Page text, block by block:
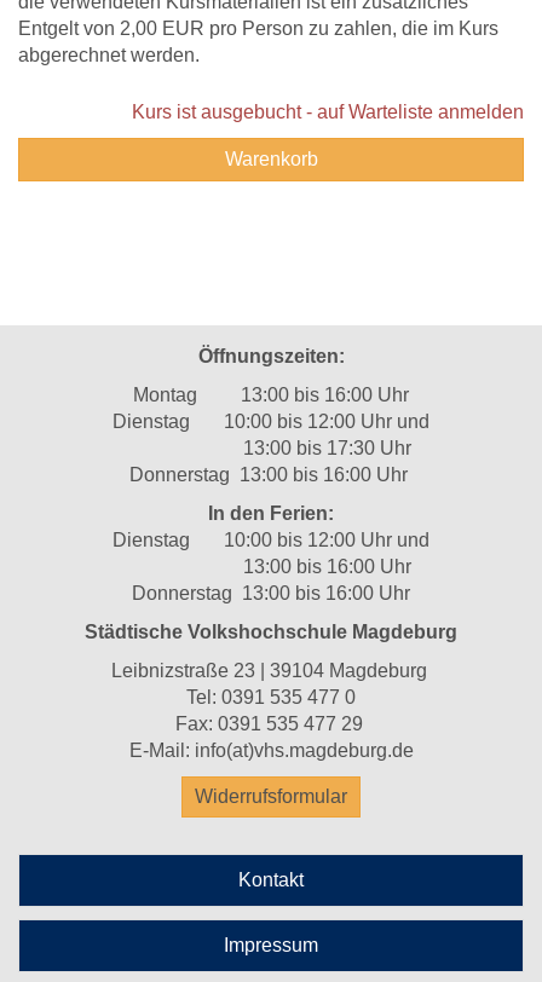
Entgelt von 2,00 EUR pro Person zu zahlen, die im Kurs
abgerechnet werden.
Kurs ist ausgebucht - auf Warteliste anmelden
Warenkorb
Öffnungszeiten:
Montag 13:00 bis 16:00 Uhr
Dienstag 10:00 bis 12:00 Uhr und
13:00 bis 17:30 Uhr
Donnerstag 13:00 bis 16:00 Uhr
In den Ferien:
Dienstag 10:00 bis 12:00 Uhr und
13:00 bis 16:00 Uhr
Donnerstag 13:00 bis 16:00 Uhr
Städtische Volkshochschule Magdeburg
Leibnizstraße 23 | 39104 Magdeburg
Tel: 0391 535 477 0
Fax: 0391 535 477 29
E-Mail: info(at)vhs.magdeburg.de
Widerrufsformular
Kontakt
Impressum